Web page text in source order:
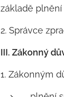
základě plnění
2. Správce
III. Zákonný
1. Zákonným